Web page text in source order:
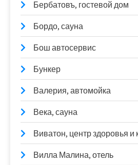
Бербатовъ, гостевой дом
Бордо, сауна
Бош автосервис
Бункер
Валерия, автомойка
Века, сауна
Виватон, центр здоровья и
Вилла Малина, отель